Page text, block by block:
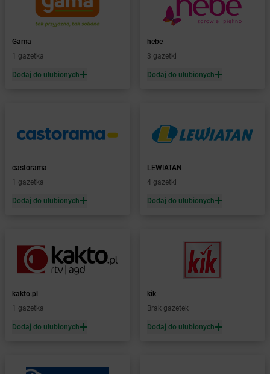
Barwałd Średni
Barwice
Żabka Bełchatów
Żabka Bestwinka
Żabka BG1
Żabka Biała
Żabka
Biała Druga
Żabka Białe Błota
Żabka Białka
Żabka Białobrzegi
Żabka Bialogard
Żabka Białogóra
Żabka Biały Dunajec
Gama
1 gazetka
Dodaj do ulubionych
hebe
3 gazetki
Dodaj do ulubionych
castorama
1 gazetka
Dodaj do ulubionych
LEWIATAN
4 gazetki
Dodaj do ulubionych
kakto.pl
1 gazetka
Dodaj do ulubionych
kik
Brak gazetek
Dodaj do ulubionych